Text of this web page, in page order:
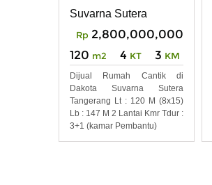
Suvarna Sutera
Rp 2,800,000,000
120 m2 4 KT 3 KM
Dijual Rumah Cantik di
Dakota Suvarna Sutera
Tangerang Lt : 120 M (8x15)
Lb : 147 M 2 Lantai Kmr Tdur :
3+1 (kamar Pembantu)